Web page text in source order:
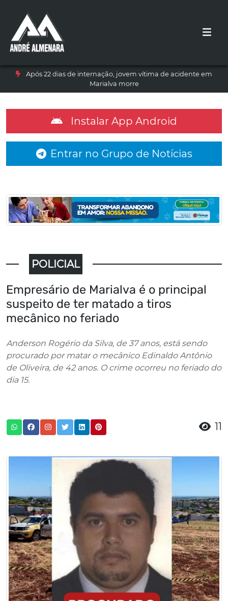
Após 22 dias de internação, jovem vítima de acidente em
Marialva morre
Instalar App Android
Entrar no Grupo de Notícias
POLICIAL
Empresário de Marialva é o principal
suspeito de ter matado a tiros
mecânico no feriado
Anderson Rogério da Silva, de 37 anos, está sendo
procurado por matar o mecânico Edinaldo Antônio
de Oliveira, de 42 anos. O crime ocorreu no feriado do
dia 15.
11